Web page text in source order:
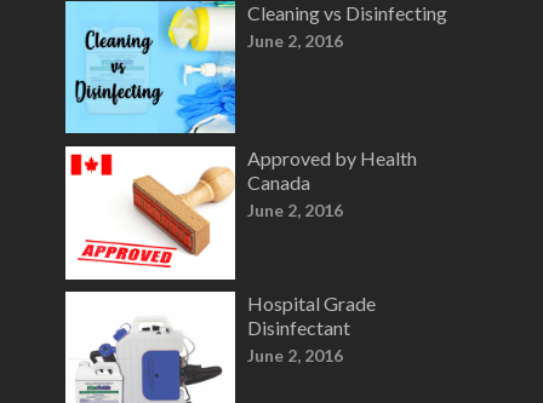
Cleaning vs Disinfecting
June 2, 2016
Approved by Health
Canada
June 2, 2016
Hospital Grade
Disinfectant
June 2, 2016